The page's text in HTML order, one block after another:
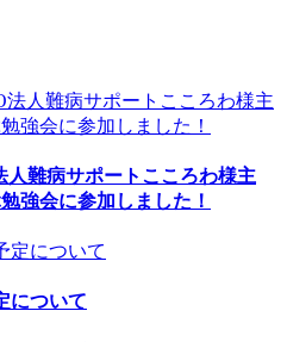
人難病サポートこころわ様主
強会に参加しました！
について